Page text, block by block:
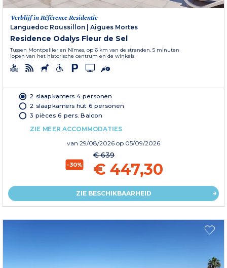
Verblijf in Référence Residentie
Languedoc Roussillon | Aigues Mortes
Residence Odalys Fleur de Sel
Tussen Montpellier en Nîmes, op 6 km van de stranden. 5 minuten
lopen van het historische centrum en de winkels
2 slaapkamers 4 personen
2 slaapkamers hut 6 personen
3 pièces 6 pers. Balcon
ZIE MEER ACCOMMODATIES
van 29/08/2026 op 05/09/2026
-30%
€ 639
€ 447,30
ZIE BESCHIKBAARHEID